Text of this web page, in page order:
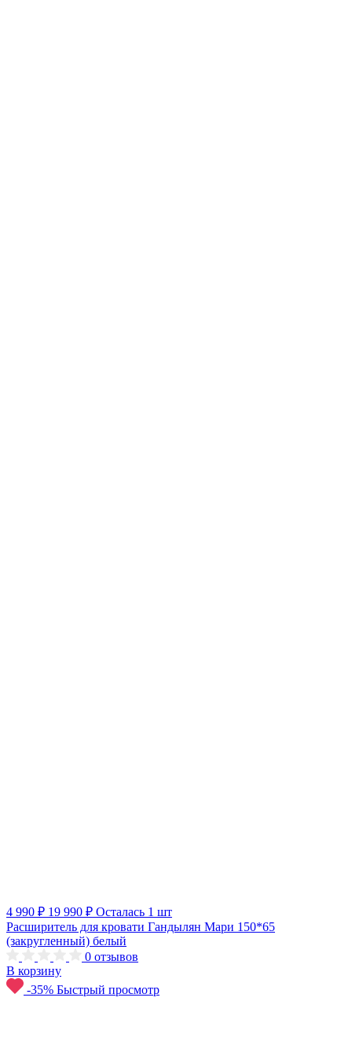
4 990 ₽ 19 990 ₽ Осталась 1 шт
Расширитель для кровати Гандылян Мари 150*65
(закругленный) белый
0 отзывов
В корзину
-35% Быстрый просмотр